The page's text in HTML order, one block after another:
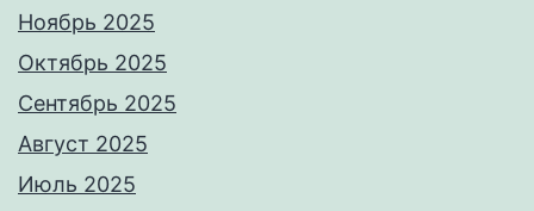
Ноябрь 2025
Октябрь 2025
Сентябрь 2025
Август 2025
Июль 2025